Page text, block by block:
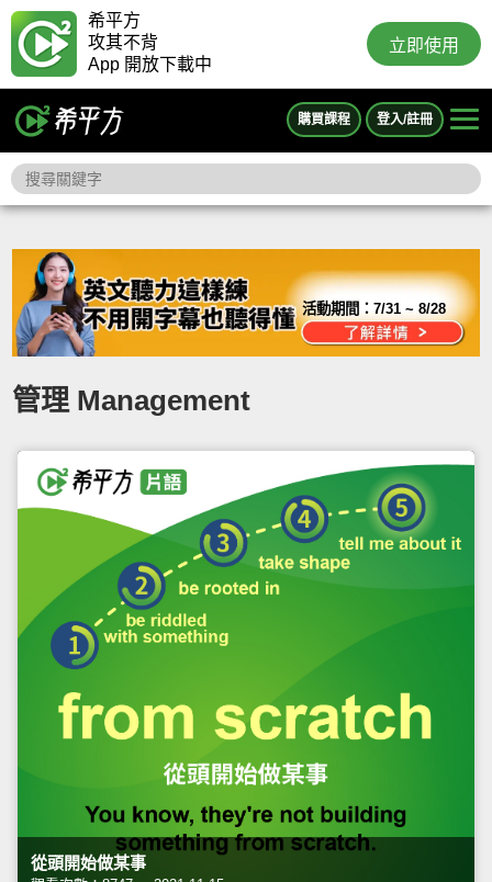
希平方
攻其不背
App 開放下載中
立即使用
購買課程 登入/註冊
活動期間：7/31 ~ 8/28
管理 Management
從頭開始做某事